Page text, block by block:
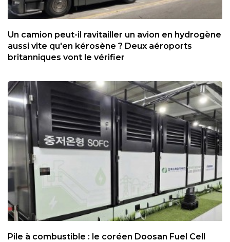
Un camion peut-il ravitailler un avion en hydrogène
aussi vite qu'en kérosène ? Deux aéroports
britanniques vont le vérifier
Pile à combustible : le coréen Doosan Fuel Cell